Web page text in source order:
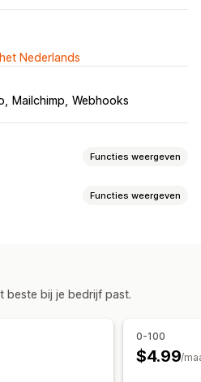
Nederlands
Mailchimp Webhooks
Functies weergeven
Lijst voor e-mailverzameling
Functies weergeven
kortingen Exit intent
beste bij je bedrijf past.
0-100
$4.99/